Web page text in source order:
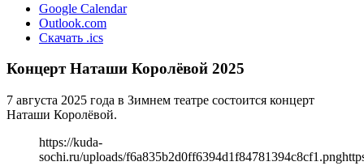
Google Calendar
Outlook.com
Скачать .ics
Концерт Наташи Королёвой 2025
7 августа 2025 года в Зимнем театре состоится концерт
Наташи Королёвой.
https://kuda-
sochi.ru/uploads/f6a835b2d0ff6394d1f84781394c8cf1.png